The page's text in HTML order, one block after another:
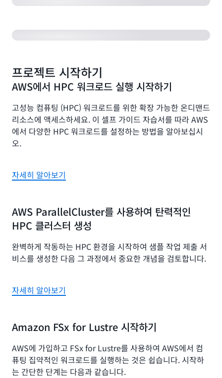
프로젝트 시작하기
AWS에서 HPC 워크로드 실행 시작하기
고성능 컴퓨팅 (HPC) 워크로드를 위한 확장 가능한 온디맨드
리소스에 액세스하세요. 이 셀프 가이드 자습서를 따라 AWS
에서 다양한 HPC 워크로드를 설정하는 방법을 알아보십시
오.
자세히 알아보기
AWS ParallelCluster를 사용하여 탄력적인
HPC 클러스터 생성
완벽하게 작동하는 HPC 환경을 시작하여 샘플 작업 제출 서
비스를 생성한 다음 그 과정에서 중요한 개념을 검토합니다.
자세히 알아보기
Amazon FSx for Lustre 시작하기
AWS에 가입하고 FSx for Lustre를 사용하여 AWS에서 컴
퓨팅 집약적인 워크로드를 실행하는 것은 쉽습니다. 시작하
는 간단한 단계는 다음과 같습니다.